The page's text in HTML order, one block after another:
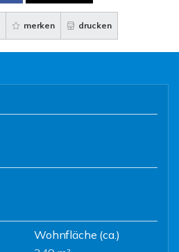
merken drucken
Wohnfläche (ca.)